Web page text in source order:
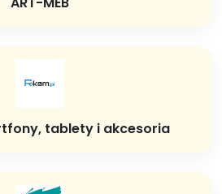
tablety i akcesoria